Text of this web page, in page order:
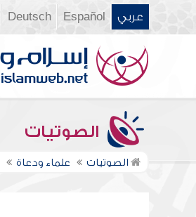
عربي Español
Deutsch
الصوتيات
الصوتيات علماء ودعاة